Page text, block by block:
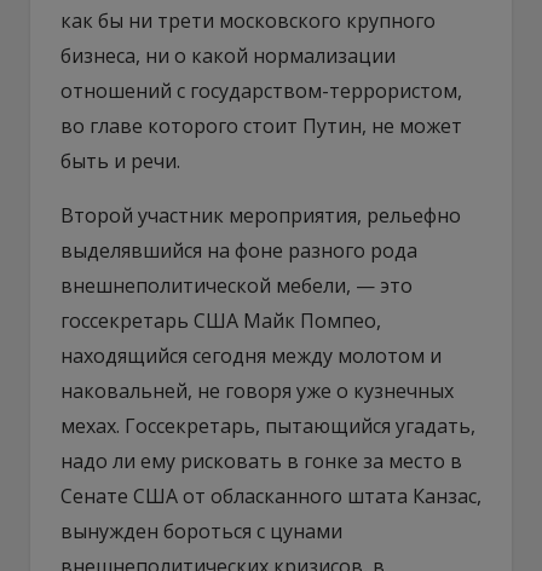
как бы ни трети московского крупного
бизнеса, ни о какой нормализации
отношений с государством-террористом,
во главе которого стоит Путин, не может
быть и речи.
Второй участник мероприятия, рельефно
выделявшийся на фоне разного рода
внешнеполитической мебели, — это
госсекретарь США Майк Помпео,
находящийся сегодня между молотом и
наковальней, не говоря уже о кузнечных
мехах. Госсекретарь, пытающийся угадать,
надо ли ему рисковать в гонке за место в
Сенате США от обласканного штата Канзас,
вынужден бороться с цунами
внешнеполитических кризисов, в